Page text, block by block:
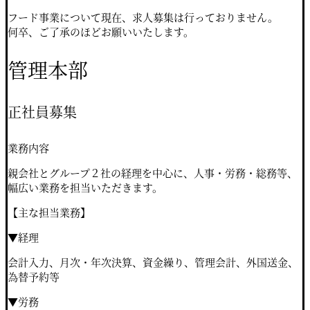
フード事業について現在、求人募集は行っておりません。
何卒、ご了承のほどお願いいたします。
管理本部
正社員募集
業務内容
親会社とグループ２社の経理を中⼼に、⼈事・労務・総務等、
幅広い業務を担当いただきます。
【主な担当業務】
▼経理
会計⼊⼒、⽉次・年次決算、資⾦繰り、管理会計、外国送⾦、
為替予約等
▼労務